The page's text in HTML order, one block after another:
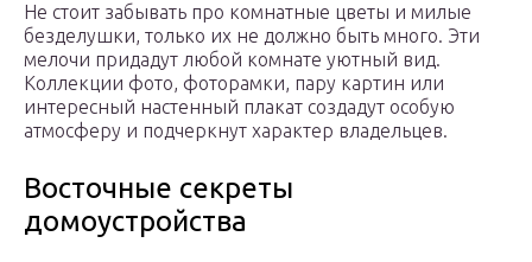
Не стоит забывать про комнатные цветы и милые
безделушки, только их не должно быть много. Эти
мелочи придадут любой комнате уютный вид.
Коллекции фото, фоторамки, пару картин или
интересный настенный плакат создадут особую
атмосферу и подчеркнут характер владельцев.
Восточные секреты
домоустройства